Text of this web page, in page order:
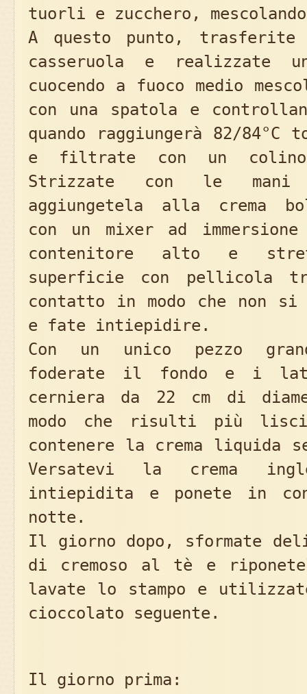
tuorli e zucchero,
A questo punto, trasferite
casseruola e realizzate
cuocendo a fuoco medio
con una spatola e
quando raggiungerà 82/
e filtrate con un
Strizzate con le
aggiungetela alla crema
con un mixer ad
contenitore alto e
superficie con pellicola
contatto in modo che non
e fate intiepidire.
Con un unico pezzo
foderate il fondo e i
cerniera da 22 cm di
modo che risulti più
contenere la crema liquida
Versatevi la crema
intiepidita e ponete in
notte.
Il giorno dopo, sformate
di cremoso al tè e
lavate lo stampo e
cioccolato seguente.
Il giorno prima: